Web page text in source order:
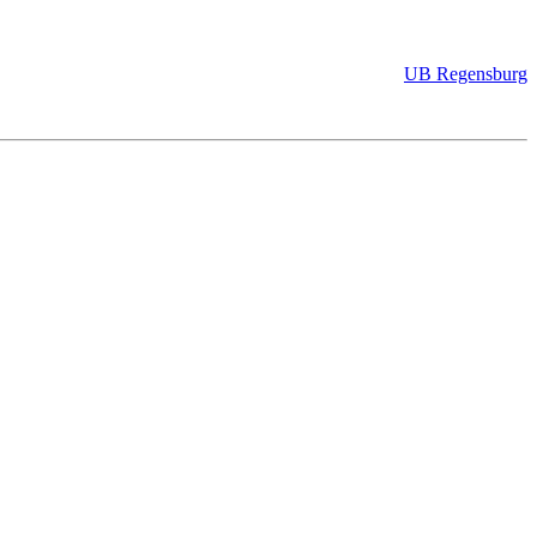
UB Regensburg